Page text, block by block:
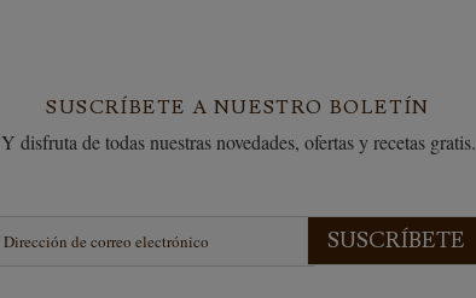
SUSCRÍBETE A NUESTRO BOLETÍN
Y disfruta de todas nuestras novedades, ofertas y recetas gratis.
SUSCRÍBETE